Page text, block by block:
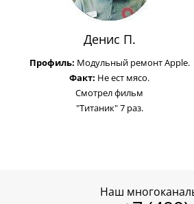
Денис П.
Профиль: Модульный ремонт Apple.
Факт: Не ест мясо.
Смотрел фильм
"Титаник" 7 раз.
Наш